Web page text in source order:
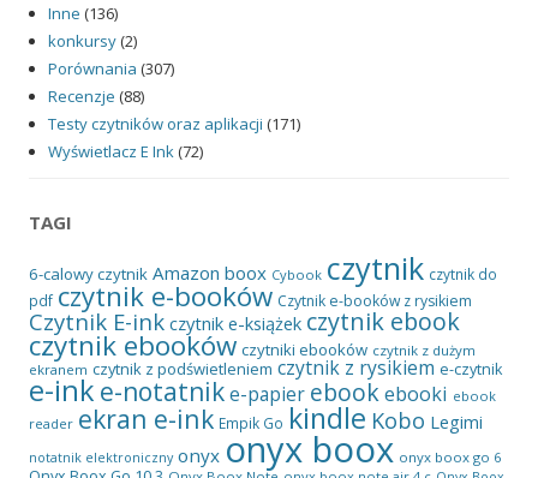
Inne (136)
konkursy(2)
Porównania (307)
Recenzje (88)
Testy czytników oraz aplikacji (171)
Wyświetlacz E Ink(72)
TAGI
6-calowy czytnik Amazon boox Cybook czytnik czytnik do
pdf czytnik e-booków Czytnik e-booków z rysikiem
Czytnik E-ink czytnik e-książek czytnik ebook
czytnik ebooków czytniki ebooków czytnik z dużym
ekranem czytnik z podświetleniem czytnik z rysikiem e-czytnik
e-ink e-notatnike-papier ebookebooki ebook
reader ekran e-ink Empik Go kindle Kobo Legimi
notatnik elektroniczny onyx onyx boox onyx boox go 6